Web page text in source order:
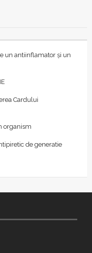
un antiinflamator și un
Cardului
organism
de generatie